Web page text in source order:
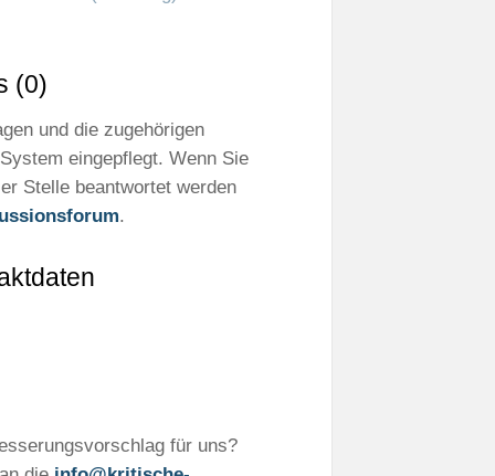
(0)
und die zugehörigen
eingepflegt. Wenn Sie
Stelle beantwortet werden
.
für uns?